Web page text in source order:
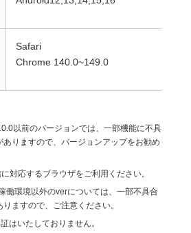
Safari
Chrome 140.0~149.0
以前のバージョンでは、一部機能に不具
りますので、バージョンアップをお勧め
対応するブラウザをご利用ください。
働環境以外のverについては、一部不具合
ますので、ご注意ください。
はいたしておりません。